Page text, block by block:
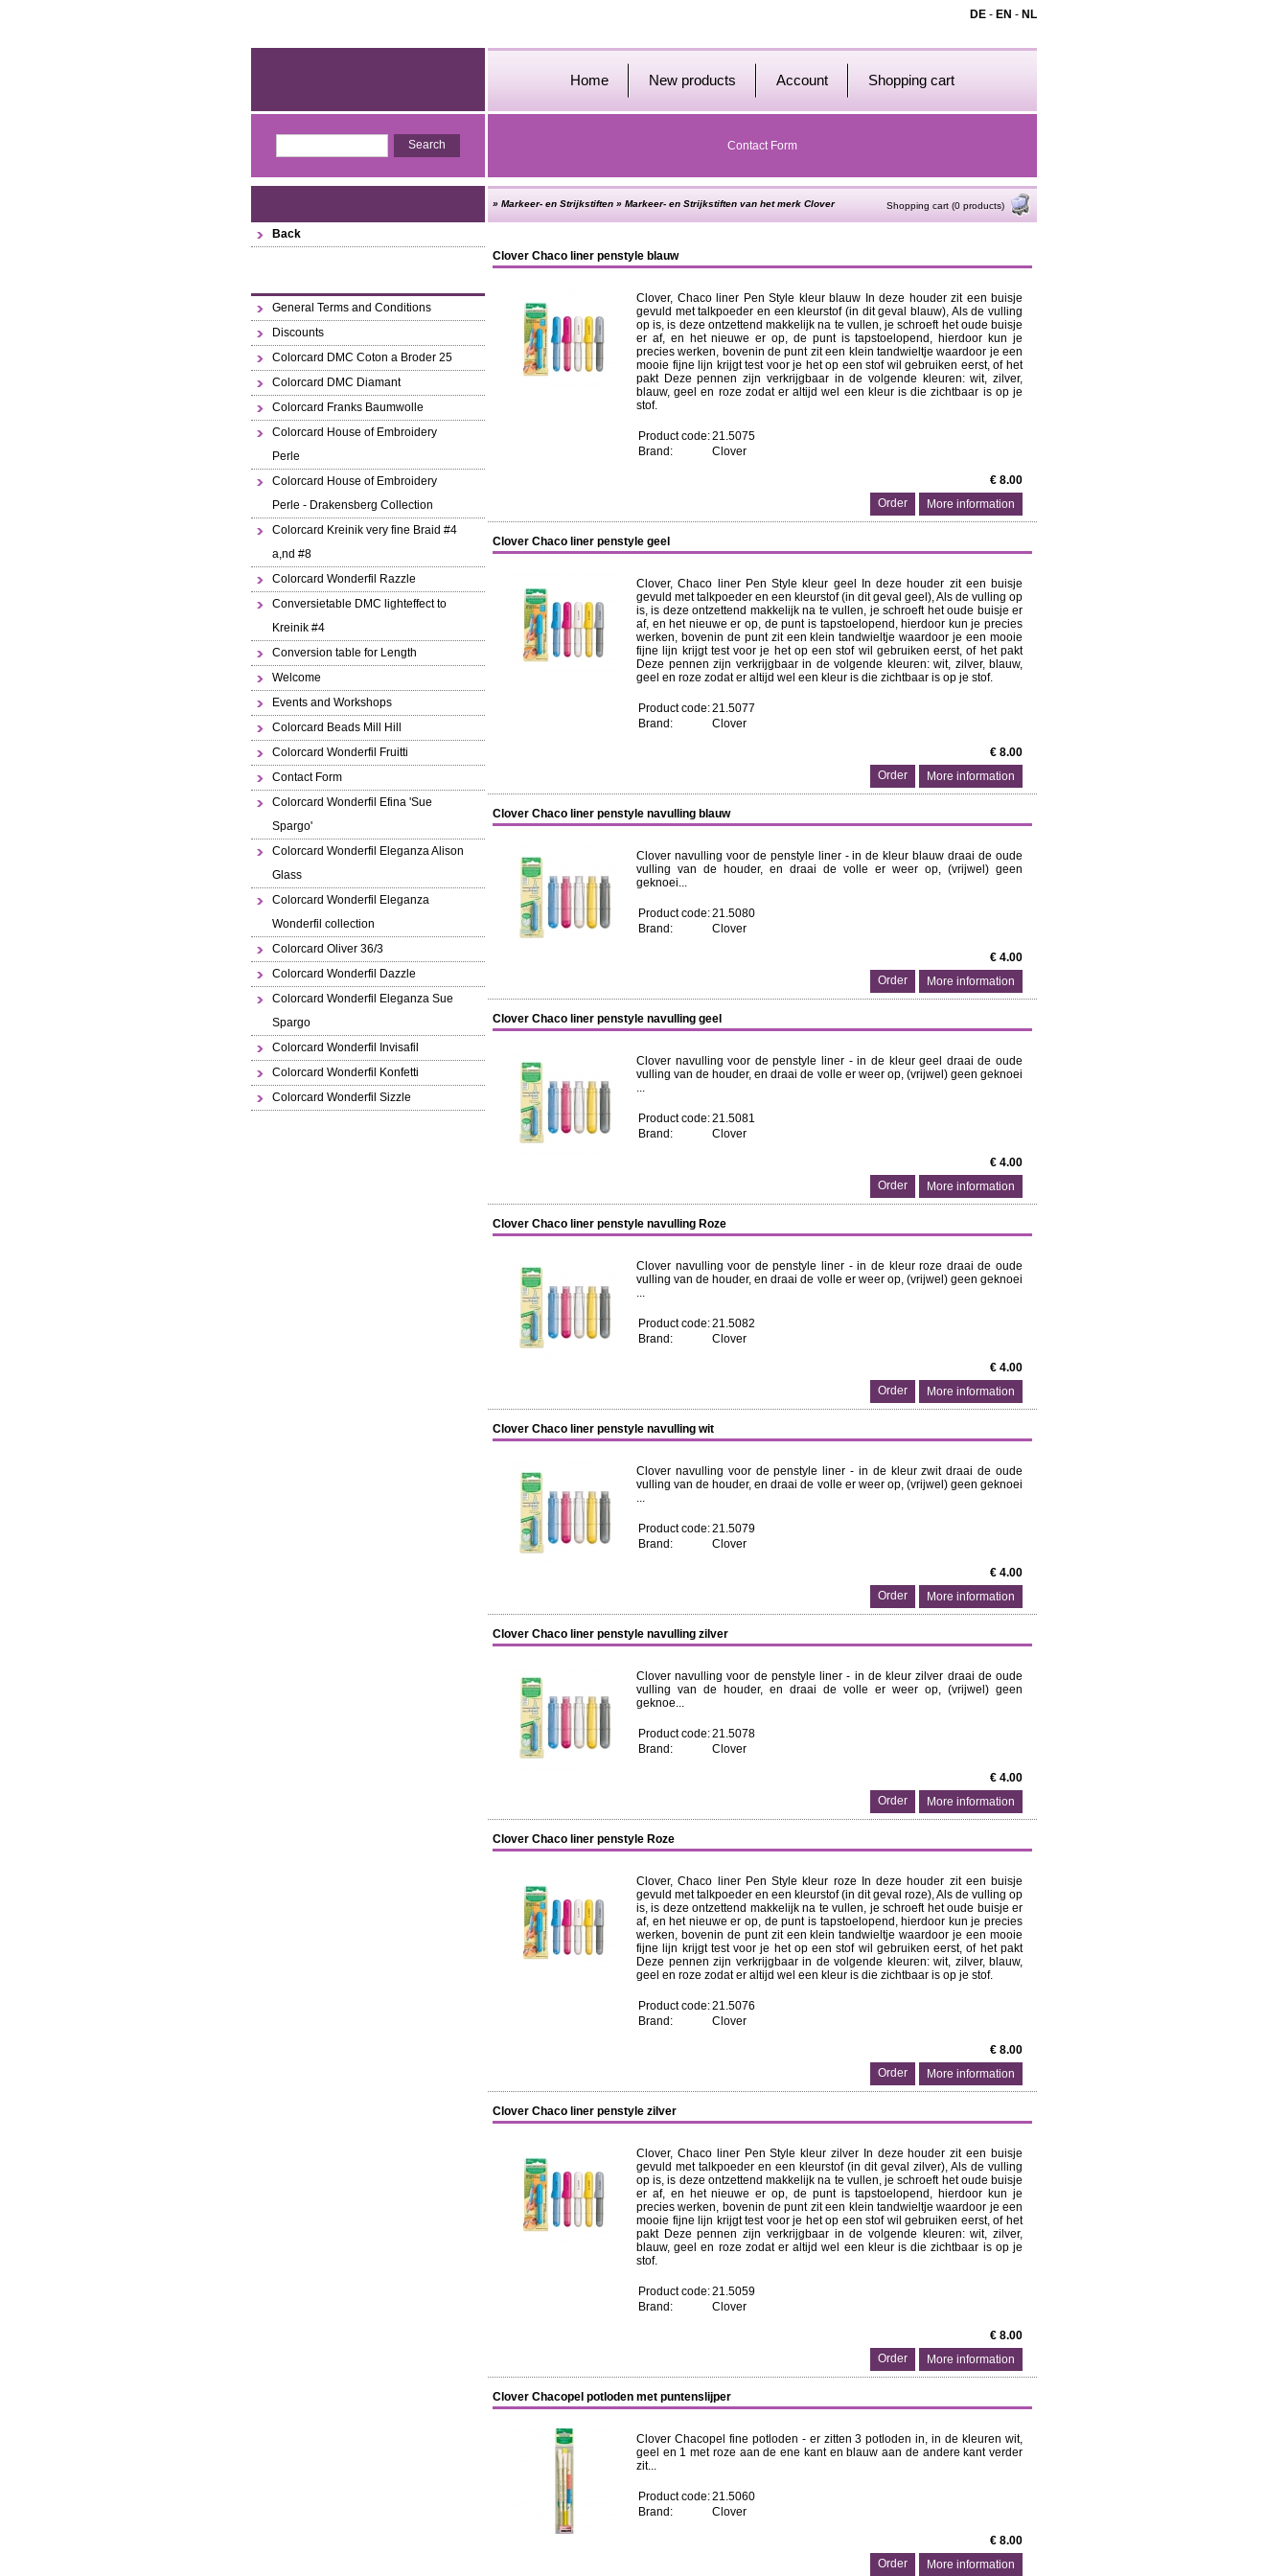
DE - EN - NL
Home New products Account Shopping cart
Contact Form
Back
General Terms and Conditions
Discounts
Colorcard DMC Coton a Broder 25
Colorcard DMC Diamant
Colorcard Franks Baumwolle
Colorcard House of Embroidery
Perle
Colorcard House of Embroidery
Perle - Drakensberg Collection
Colorcard Kreinik very fine Braid #4
a,nd #8
Colorcard Wonderfil Razzle
Conversietable DMC lighteffect to
Kreinik #4
Conversion table for Length
Welcome
Events and Workshops
Colorcard Beads Mill Hill
Colorcard Wonderfil Fruitti
Contact Form
Colorcard Wonderfil Efina 'Sue
Spargo'
Colorcard Wonderfil Eleganza Alison
Glass
Colorcard Wonderfil Eleganza
Wonderfil collection
Colorcard Oliver 36/3
Colorcard Wonderfil Dazzle
Colorcard Wonderfil Eleganza Sue
Spargo
Colorcard Wonderfil Invisafil
Colorcard Wonderfil Konfetti
Colorcard Wonderfil Sizzle
» Markeer- en Strijkstiften » Markeer- en Strijkstiften van het merk Clover Shopping cart (0 products)
Clover Chaco liner penstyle blauw
Clover, Chaco liner Pen Style kleur blauw In deze houder zit een buisje
gevuld met talkpoeder en een kleurstof (in dit geval blauw), Als de vulling
op is, is deze ontzettend makkelijk na te vullen, je schroeft het oude buisje
er af, en het nieuwe er op, de punt is tapstoelopend, hierdoor kun je
precies werken, bovenin de punt zit een klein tandwieltje waardoor je een
mooie fijne lijn krijgt test voor je het op een stof wil gebruiken eerst, of het
pakt Deze pennen zijn verkrijgbaar in de volgende kleuren: wit, zilver,
blauw, geel en roze zodat er altijd wel een kleur is die zichtbaar is op je
stof.
Product code:21.5075
Brand:
Clover
€ 8.00
More information
Clover Chaco liner penstyle geel
Clover, Chaco liner Pen Style kleur geel In deze houder zit een buisje
gevuld met talkpoeder en een kleurstof (in dit geval geel), Als de vulling op
is, is deze ontzettend makkelijk na te vullen, je schroeft het oude buisje er
af, en het nieuwe er op, de punt is tapstoelopend, hierdoor kun je precies
werken, bovenin de punt zit een klein tandwieltje waardoor je een mooie
fijne lijn krijgt test voor je het op een stof wil gebruiken eerst, of het pakt
Deze pennen zijn verkrijgbaar in de volgende kleuren: wit, zilver, blauw,
geel en roze zodat er altijd wel een kleur is die zichtbaar is op je stof.
Product code:21.5077
Brand:
Clover
€ 8.00
More information
Clover Chaco liner penstyle navulling blauw
Clover navulling voor de penstyle liner - in de kleur blauw draai de oude
vulling van de houder, en draai de volle er weer op, (vrijwel) geen
geknoei...
Product code:21.5080
Brand:
Clover
€ 4.00
More information
Clover Chaco liner penstyle navulling geel
Clover navulling voor de penstyle liner - in de kleur geel draai de oude
vulling van de houder, en draai de volle er weer op, (vrijwel) geen geknoei
...
Product code:21.5081
Brand:
Clover
€ 4.00
More information
Clover Chaco liner penstyle navulling Roze
Clover navulling voor de penstyle liner - in de kleur roze draai de oude
vulling van de houder, en draai de volle er weer op, (vrijwel) geen geknoei
...
Product code:21.5082
Brand:
Clover
€ 4.00
More information
Clover Chaco liner penstyle navulling wit
Clover navulling voor de penstyle liner - in de kleur zwit draai de oude
vulling van de houder, en draai de volle er weer op, (vrijwel) geen geknoei
...
Product code:21.5079
Brand:
Clover
€ 4.00
More information
Clover Chaco liner penstyle navulling zilver
Clover navulling voor de penstyle liner - in de kleur zilver draai de oude
vulling van de houder, en draai de volle er weer op, (vrijwel) geen
geknoe...
Product code:21.5078
Brand:
Clover
€ 4.00
More information
Clover Chaco liner penstyle Roze
Clover, Chaco liner Pen Style kleur roze In deze houder zit een buisje
gevuld met talkpoeder en een kleurstof (in dit geval roze), Als de vulling op
is, is deze ontzettend makkelijk na te vullen, je schroeft het oude buisje er
af, en het nieuwe er op, de punt is tapstoelopend, hierdoor kun je precies
werken, bovenin de punt zit een klein tandwieltje waardoor je een mooie
fijne lijn krijgt test voor je het op een stof wil gebruiken eerst, of het pakt
Deze pennen zijn verkrijgbaar in de volgende kleuren: wit, zilver, blauw,
geel en roze zodat er altijd wel een kleur is die zichtbaar is op je stof.
Product code:21.5076
Brand:
Clover
€ 8.00
More information
Clover Chaco liner penstyle zilver
Clover, Chaco liner Pen Style kleur zilver In deze houder zit een buisje
gevuld met talkpoeder en een kleurstof (in dit geval zilver), Als de vulling
op is, is deze ontzettend makkelijk na te vullen, je schroeft het oude buisje
er af, en het nieuwe er op, de punt is tapstoelopend, hierdoor kun je
precies werken, bovenin de punt zit een klein tandwieltje waardoor je een
mooie fijne lijn krijgt test voor je het op een stof wil gebruiken eerst, of het
pakt Deze pennen zijn verkrijgbaar in de volgende kleuren: wit, zilver,
blauw, geel en roze zodat er altijd wel een kleur is die zichtbaar is op je
stof.
Product code:21.5059
Brand:
Clover
€ 8.00
More information
Clover Chacopel potloden met puntenslijper
Clover Chacopel fine potloden - er zitten 3 potloden in, in de kleuren wit,
geel en 1 met roze aan de ene kant en blauw aan de andere kant verder
zit...
Product code:21.5060
Brand:
Clover
€ 8.00
More information